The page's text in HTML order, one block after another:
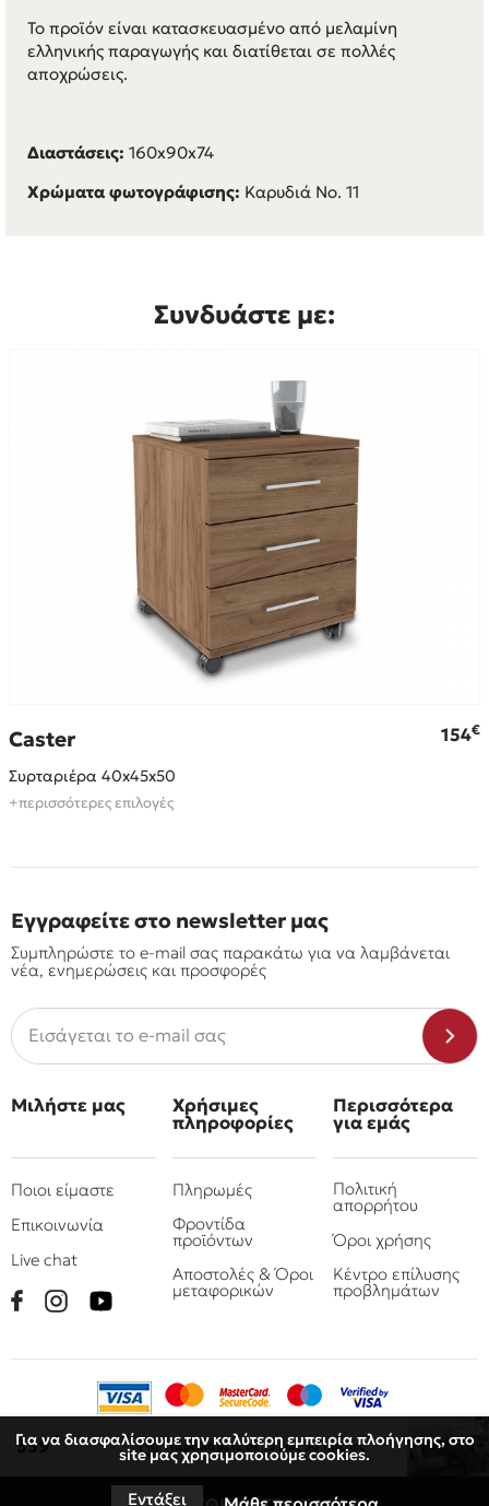
Για να διασφαλίσουμε την καλύτερη εμπειρία πλοήγησης, στο
site μας χρησιμοποιούμε cookies.
Εντάξει
339€ Παραλάβετε σε 15 έως 30 ημέρες
Το προϊόν είναι κατασκευασμένο από μελαμίνη
ελληνικής παραγωγής και διατίθεται σε πολλές
αποχρώσεις.
Διαστάσεις: 160x90x74
Χρώματα φωτογράφισης: Καρυδιά Νο. 11
Συνδυάστε με:
Caster 154€
Συρταριέρα 40x45x50
+περισσότερες επιλογές
Εγγραφείτε στο newsletter μας
Συμπληρώστε το e-mail σας παρακάτω για να λαμβάνεται
νέα, ενημερώσεις και προσφορές
Μιλήστε μας
Ποιοι είμαστε
Επικοινωνία
Live chat
Χρήσιμες
πληροφορίες
Πληρωμές
Φροντίδα
προϊόντων
Αποστολές & Όροι
μεταφορικών
Περισσότερα
για εμάς
Πολιτική
απορρήτου
Όροι χρήσης
Κέντρο επίλυσης
προβλημάτων
© 2010 - 2026 Όμιλος επιχειρήσεων Πιτσουλάκης
Ρομπογιαννάκης